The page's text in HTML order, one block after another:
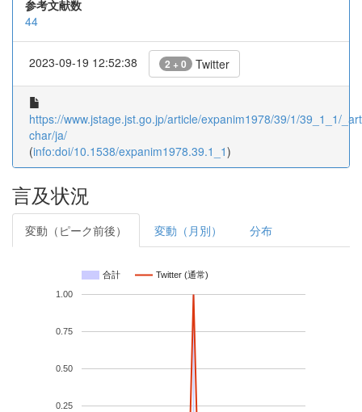
参考文献数
44
2023-09-19 12:52:38 2 + 0 Twitter
https://www.jstage.jst.go.jp/article/expanim1978/39/1/39_1_1/
char/ja/
(info:doi/10.1538/expanim1978.39.1_1)
言及状況
変動（ピーク前後） 変動（月別） 分布
合計 Twitter (通常)
0.25
0.50
0.75
1.00